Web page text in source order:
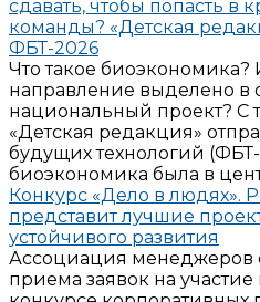
сдавать, чтобы попасть в
команды? «Детская
ФБТ-2026
Что такое биоэкономика?
направление выделено в
национальный проект? С
«Детская редакция»
будущих технологий (ФБТ-
биоэкономика была в
Конкурс «Дело в людях».
представит лучшие
устойчивого развития
Ассоциация менеджеров
приема заявок на